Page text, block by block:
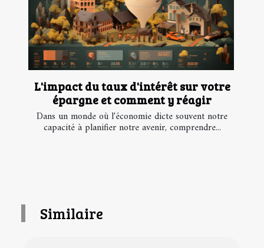
L'impact du taux d'intérêt sur votre
épargne et comment y réagir
Dans un monde où l'économie dicte souvent notre
capacité à planifier notre avenir, comprendre...
Similaire